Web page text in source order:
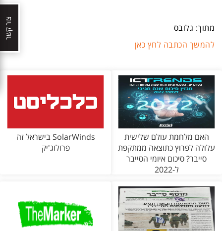
מתוך: גלובס
להמשך הכתבה לחץ כאן
האם מלחמת עולם שלישית
עלולה לפרוץ כתוצאה ממתקפת
סייבר? סיכום איומי הסייבר
ל-2022
SolarWinds בישראל זה
פרולוג'יק
צור קשר